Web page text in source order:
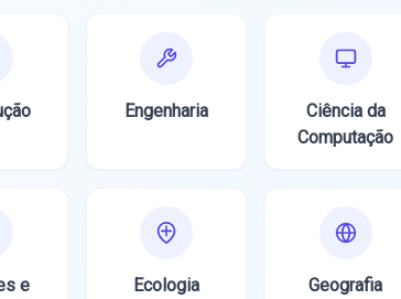
Engenharia
Ciência da
Computação
e
Ecologia Geografia